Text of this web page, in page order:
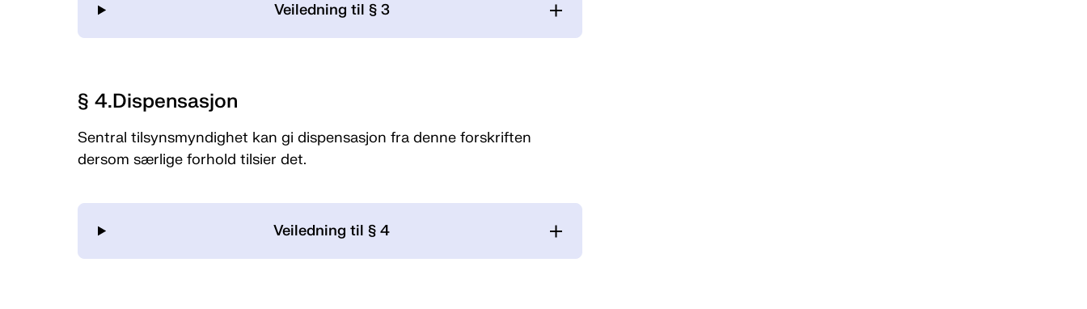
Veiledning til § 3
§ 4.Dispensasjon
Sentral tilsynsmyndighet kan gi dispensasjon fra denne forskriften
dersom særlige forhold tilsier det.
Veiledning til § 4